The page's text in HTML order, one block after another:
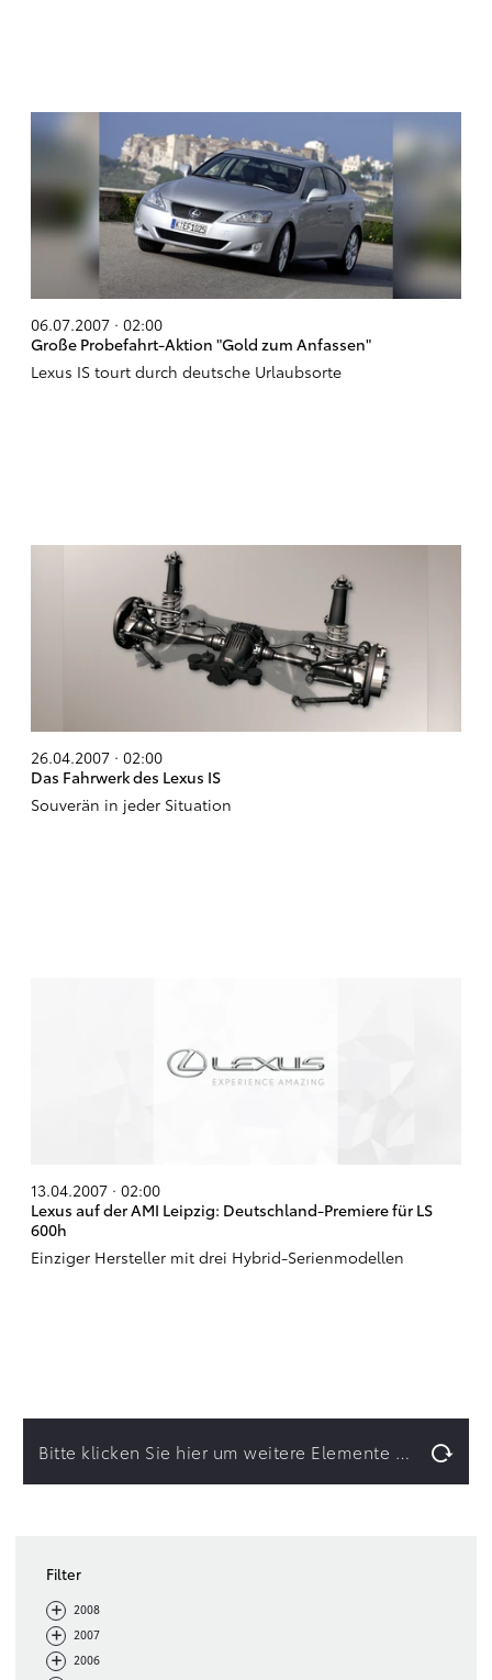
06.07.2007 · 02:00
Große Probefahrt-Aktion "Gold zum Anfassen"
Lexus IS tourt durch deutsche Urlaubsorte
26.04.2007 · 02:00
Das Fahrwerk des Lexus IS
Souverän in jeder Situation
13.04.2007 · 02:00
Lexus auf der AMI Leipzig: Deutschland-Premiere für LS
600h
Einziger Hersteller mit drei Hybrid-Serienmodellen
Bitte klicken Sie hier um weitere Elemente zu laden.
Filter
+- 2008
+- 2007
+- 2006